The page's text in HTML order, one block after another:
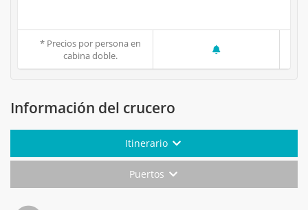
* Precios por persona en
cabina doble.
Información del crucero
Itinerario
Puertos